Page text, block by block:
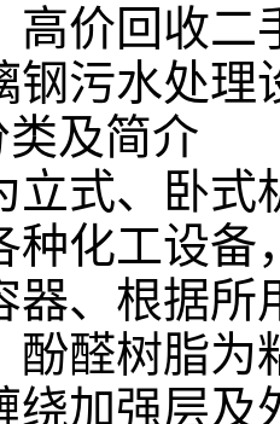
高价回收
钢污水处理
及简介
立式、卧式
种化工设备
器、根据
酚醛树脂
绕加强层及